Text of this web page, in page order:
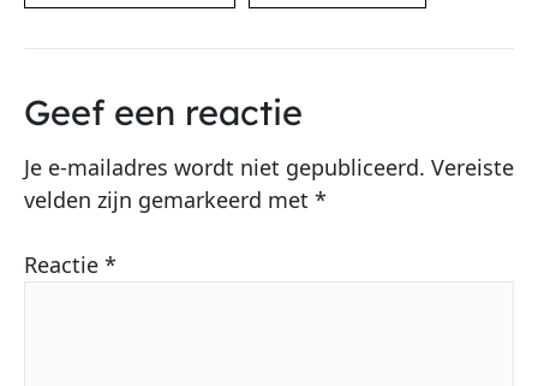
Geef een reactie
Je e-mailadres wordt niet gepubliceerd. Vereiste
velden zijn gemarkeerd met *
Reactie *